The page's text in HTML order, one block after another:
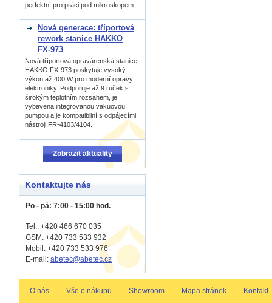
perfektní pro práci pod mikroskopem.
Nová generace: tříportová
rework stanice HAKKO
FX-973
Nová tříportová opravárenská stanice
HAKKO FX-973 poskytuje vysoký
výkon až 400 W pro moderní opravy
elektroniky. Podporuje až 9 ruček s
širokým teplotním rozsahem, je
vybavena integrovanou vakuovou
pumpou a je kompatibilní s odpájecími
nástroji FR-4103/4104.
Zobrazit aktuality
Kontaktujte nás
Po - pá: 7:00 - 15:00 hod.
Tel.: +420 466 670 035
GSM: +420 733 533 932
Mobil: +420 733 533 976
E-mail: abetec@abetec.cz
O nás Vše o nákupu Showroom Mapa stránek Kontakt